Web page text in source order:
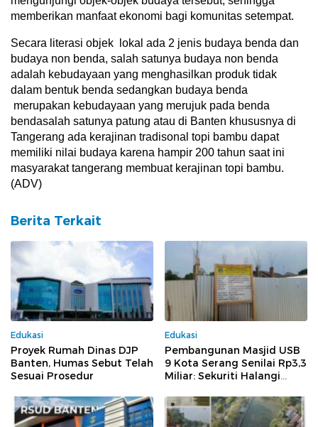
memberikan manfaat ekonomi bagi komunitas setempat.
Secara literasi objek lokal ada 2 jenis budaya benda dan
budaya non benda, salah satunya budaya non benda
adalah kebudayaan yang menghasilkan produk tidak
dalam bentuk benda sedangkan budaya benda
merupakan kebudayaan yang merujuk pada benda
bendasalah satunya patung atau di Banten khususnya di
Tangerang ada kerajinan tradisonal topi bambu dapat
memiliki nilai budaya karena hampir 200 tahun saat ini
masyarakat tangerang membuat kerajinan topi bambu.
(ADV)
Berita Terkait
Edukasi
Proyek Rumah Dinas DJP
Banten, Humas Sebut Telah
Sesuai Prosedur
Edukasi
Pembangunan Masjid USB
9 Kota Serang Senilai Rp3,3
Miliar: Sekuriti Halangi
Pelanggaran Menguat